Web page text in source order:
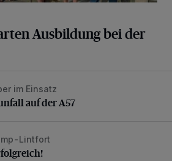
Ausbildung bei der
auf der A57
im Einsatz
auf der A57
Lintfort